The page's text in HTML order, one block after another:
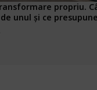
propriu.
unul și ce